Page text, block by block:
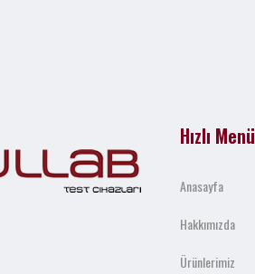
Hızlı Menü
Anasayfa
Hakkımızda
Ürünlerimiz